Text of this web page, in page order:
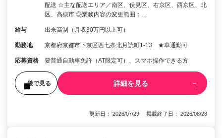
配送 ☆主な配送エリア／南区、伏見区、右京区、西京区、北
区、高槻市 ◎業務内容の変更範囲：…
給与 出来高制（月収30万円以上可）
勤務地 京都府京都市下京区西七条北月読町1-13 ★車通勤可
応募資格 要普通自動車免許（AT限定可）、スマホ操作できる方
後で見る 詳細を見る
更新日： 2026/07/29 掲載終了日： 2026/08/28